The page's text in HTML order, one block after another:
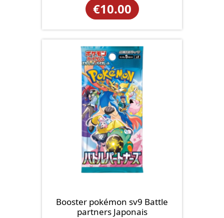
€10.00
Booster pokémon sv9 Battle
partners Japonais